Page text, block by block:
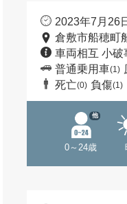
2023年7月26
倉敷市船穂町
車両相互 小破
普通乗用車(1)
死亡(0) 負傷(1)
0～24歳
他